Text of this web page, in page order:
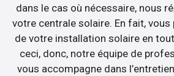
dans le cas où nécessaire, nous
votre centrale solaire. En fait,
de votre installation solaire en
ceci, donc, notre équipe de
vous accompagne dans